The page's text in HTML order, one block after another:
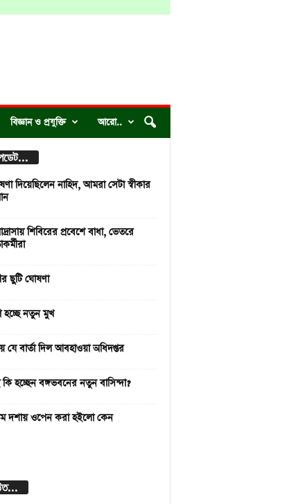
বিজ্ঞান ও প্রযুক্তি আরো..
দিয়েছিলেন নাহিদ, আমরা সেটা স্বীকার
শিবিরের প্রবেশে বাধা, ভেতরে
ছুটি ঘোষণা
হচ্ছে নতুন মুখ
যে বার্তা দিল আবহাওয়া অধিদপ্তর
হচ্ছেন বঙ্গভবনের নতুন বাসিন্দা?
দশায় ওপেন করা হইলো কেন